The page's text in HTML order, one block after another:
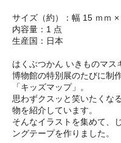
サイズ（約）：幅 15 ｍｍ ×
内容量：1 点
生産国：日本
はくぶつかん いきものマス
博物館の特別展のたびに制
「キッズマップ」。
思わずクスッと笑いたくな
物を紹介しています。
そんなイラストを集めて、
ングテープを作りました。